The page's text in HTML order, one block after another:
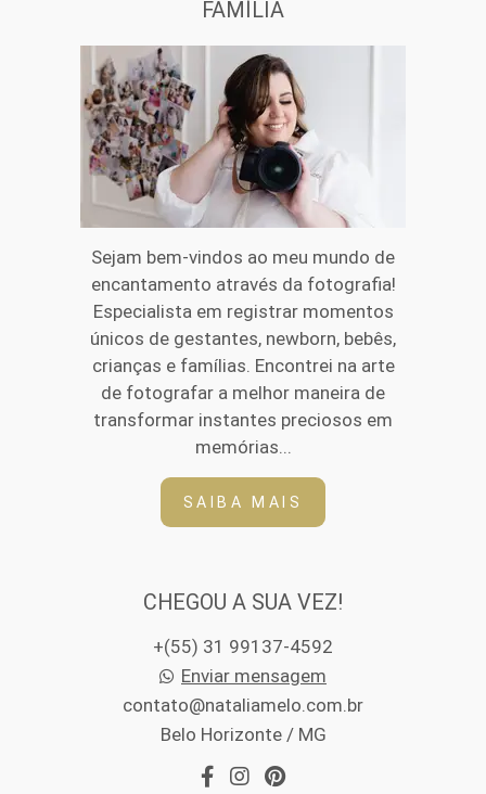
FAMÍLIA
Sejam bem-vindos ao meu mundo de
encantamento através da fotografia!
Especialista em registrar momentos
únicos de gestantes, newborn, bebês,
crianças e famílias. Encontrei na arte
de fotografar a melhor maneira de
transformar instantes preciosos em
memórias...
SAIBA MAIS
CHEGOU A SUA VEZ!
+(55) 31 99137-4592
Enviar mensagem
contato@nataliamelo.com.br
Belo Horizonte / MG